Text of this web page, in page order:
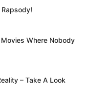
Where Nobody
– Take A Look